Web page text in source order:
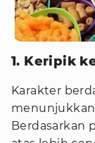
1. Keripik
Karakter
Berdasarkan